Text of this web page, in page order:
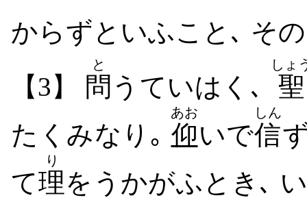
から​ず​といふ​こと､ そ
【3】
問
と
う​て​いはく､ 聖
しょ
たくみなり｡ 仰
あお
いで信
しん
て理
り
を​うかがふ​とき､